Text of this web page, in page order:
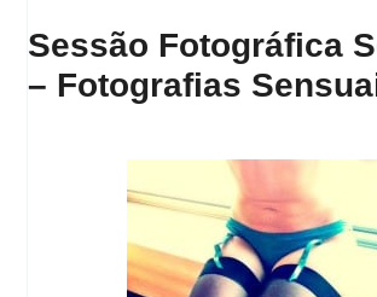
Sessão Fotográfica
– Fotografias